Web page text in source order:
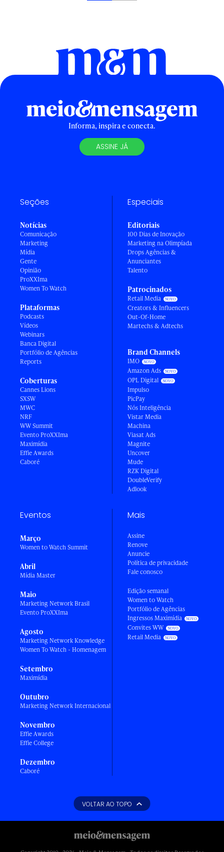
Informa, inspira e conecta.
ASSINE JÁ
Seções
Notícias
Comunicação
Marketing
Mídia
Gente
Opinião
ProXXIma
Women To Watch
Plataformas
Podcasts
Vídeos
Webinars
Banca Digital
Portfólio de Agências
Reports
Coberturas
Cannes Lions
SXSW
MWC
NRF
WW Summit
Evento ProXXIma
Maximídia
Effie Awards
Caboré
Especiais
Editoriais
100 Dias de Inovação
Marketing na Olimpíada
Drops Agências &
Anunciantes
Talento
Patrocinados
Retail Media
Creators & Influencers
Out-Of-Home
Martechs & Adtechs
Brand Channels
IMO
Amazon Ads
OPL Digital
Impulso
PicPay
Nós Inteligência
Vistar Media
Machina
Viasat Ads
Magnite
Uncover
Mude
RZK Digital
DoubleVerify
Adlook
Eventos
Março
Women to Watch Summit
Abril
Mídia Master
Maio
Marketing Network Brasil
Evento ProXXIma
Agosto
Marketing Network Knowledge
Women To Watch - Homenagem
Setembro
Maximídia
Outubro
Marketing Network Internacional
Novembro
Effie Awards
Effie College
Dezembro
Caboré
Mais
Assine
Renove
Anuncie
Política de privacidade
Fale conosco
Edição semanal
Women to Watch
Portfólio de Agências
Ingressos Maximídia
Convites WW
Retail Media
VOLTAR AO TOPO